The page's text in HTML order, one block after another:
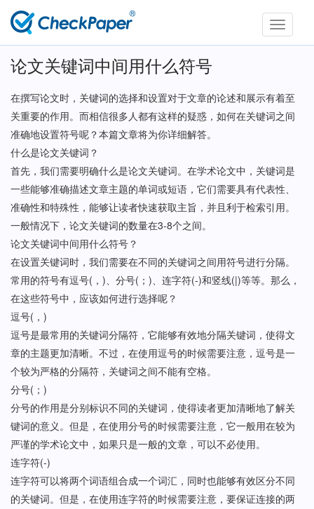
Toggle
论文关键词中间用什么符号
在撰写论文时，关键词的选择和设置对于文章的论述和展示有着至
关重要的作用。而相信很多人都有这样的疑惑，如何在关键词之间
准确地设置符号呢？本篇文章将为你详细解答。
什么是论文关键词？
首先，我们需要明确什么是论文关键词。在学术论文中，关键词是
一些能够准确描述文章主题的单词或短语，它们需要具有代表性、
准确性和特殊性，能够让读者快速获取主旨，并且利于检索引用。
一般情况下，论文关键词的数量在3-8个之间。
论文关键词中间用什么符号？
在设置关键词时，我们需要在不同的关键词之间用符号进行分隔。
常用的符号有逗号(，)、分号(；)、连字符(-)和竖线(|)等等。那么，
在这些符号中，应该如何进行选择呢？
逗号(，)
逗号是最常用的关键词分隔符，它能够有效地分隔关键词，使得文
章的主题更加清晰。不过，在使用逗号的时候需要注意，逗号是一
个较为严格的分隔符，关键词之间不能有空格。
分号(；)
分号的作用是分别标识不同的关键词，使得读者更加清晰地了解关
键词的意义。但是，在使用分号的时候需要注意，它一般用在较为
严谨的学术论文中，如果只是一般的文章，可以不必使用。
连字符(-)
连字符可以将两个词语组合成一个词汇，同时也能够有效区分不同
的关键词。但是，在使用连字符的时候需要注意，要保证连接的两